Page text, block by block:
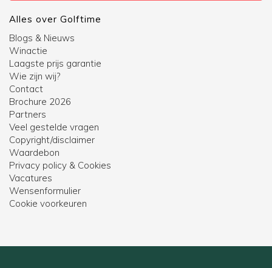
Alles over Golftime
Blogs & Nieuws
Winactie
Laagste prijs garantie
Wie zijn wij?
Contact
Brochure 2026
Partners
Veel gestelde vragen
Copyright/disclaimer
Waardebon
Privacy policy & Cookies
Vacatures
Wensenformulier
Cookie voorkeuren